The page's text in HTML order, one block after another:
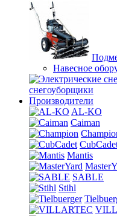
Навесное
снегоуборщики
Производители
AL-KO
Caiman
Mantis
SABLE
Stihl